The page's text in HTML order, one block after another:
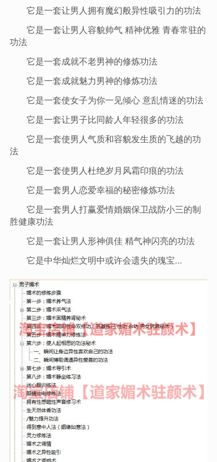
它是一套让男人拥有魔幻般异性吸引力的功法
它是一套让男人容貌帅气 精神优雅 青春常驻的
功法
它是一套成就不老男神的修炼功法
它是一套成就魅力男神的修炼功法
它是一套使女子为你一见倾心 意乱情迷的功法
它是一套让男子比同龄人年轻很多的功法
它是一套使男人气质和容貌发生质的飞越的功
法
它是一套使男人杜绝岁月风霜印痕的功法
它是一套男人恋爱幸福的秘密修炼功法
它是一套男人打赢爱情婚姻保卫战防小三的制
胜健康功法
它是一套让男人形神俱佳 精气神闪亮的功法
它是中华灿烂文明中或许会遗失的瑰宝...